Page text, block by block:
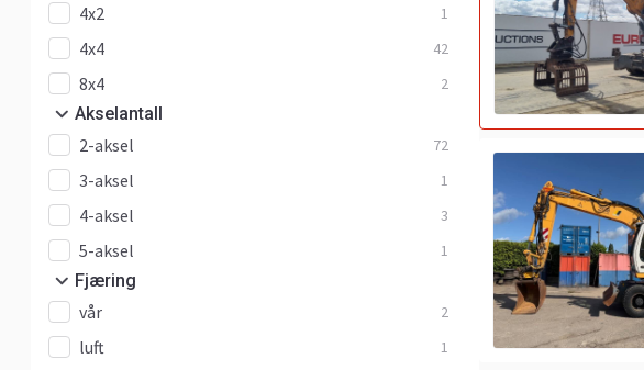
4x2 1
4x4 42
8x4 2
Akselantall
2-aksel 72
3-aksel 1
4-aksel 3
5-aksel 1
Fjæring
vår 2
luft 1